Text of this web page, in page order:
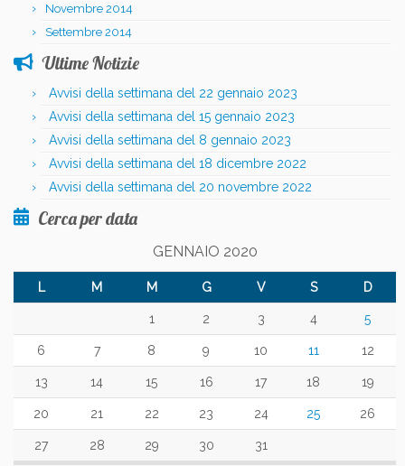
Novembre 2014
Settembre 2014
Ultime Notizie
Avvisi della settimana del 22 gennaio 2023
Avvisi della settimana del 15 gennaio 2023
Avvisi della settimana del 8 gennaio 2023
Avvisi della settimana del 18 dicembre 2022
Avvisi della settimana del 20 novembre 2022
Cerca per data
GENNAIO 2020
L M M G V S D
1 2 3 4 5
6 7 8 9 10 11 12
13 14 15 16 17 18 19
20 21 22 23 24 25 26
27 28 29 30 31